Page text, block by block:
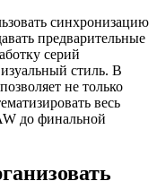
синхронизацию
предварительные
серий
стиль. В
не только
весь
до финальной